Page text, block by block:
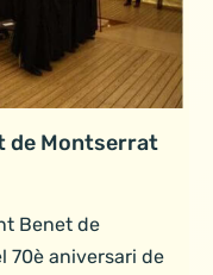
de Montserrat
Benet de
70è aniversari de